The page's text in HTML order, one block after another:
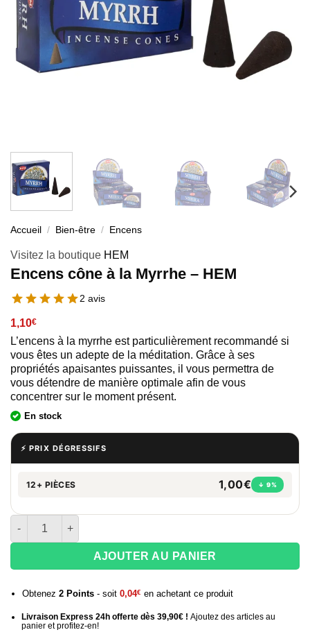
Accueil / Bien-être / Encens
Visitez la boutique HEM
Encens cône à la Myrrhe – HEM
2 avis
1,10€
L’encens à la myrrhe est particulièrement recommandé si
vous êtes un adepte de la méditation. Grâce à ses
propriétés apaisantes puissantes, il vous permettra de
vous détendre de manière optimale afin de vous
concentrer sur le moment présent.
En stock
⚡ PRIX DÉGRESSIFS
12+ PIÈCES 1,00€ ↓ 9%
quantité de Encens cône à la Myrrhe - HEM
AJOUTER AU PANIER
Obtenez 2Points- soit 0,04€ en achetant ce produit
Livraison Express 24h offerte dès 39,90€ ! Ajoutez des articles au
panier et profitez-en!